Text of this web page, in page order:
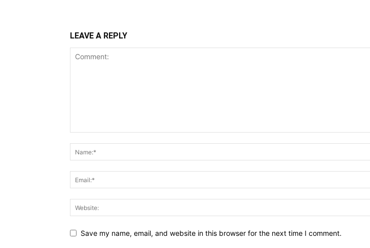
LEAVE A REPLY
Save my name, email, and website in this browser for the next time I comment.